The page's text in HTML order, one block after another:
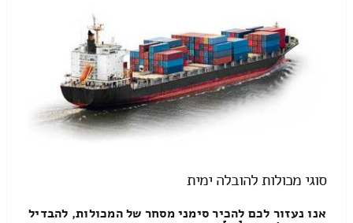
סוגי מכולות להובלה ימית
אנו נעזור לכם להכיר סימני מסחר של המכולות, להבדיל